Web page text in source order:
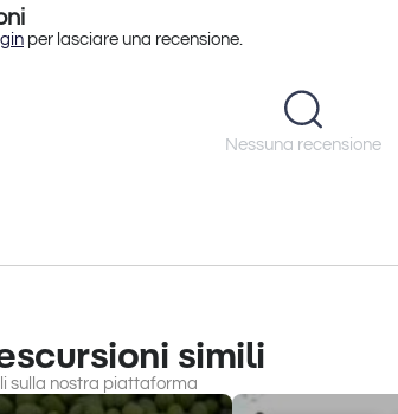
per lasciare una recensione.
Nessuna recensione
simili
sulla nostra piattaforma